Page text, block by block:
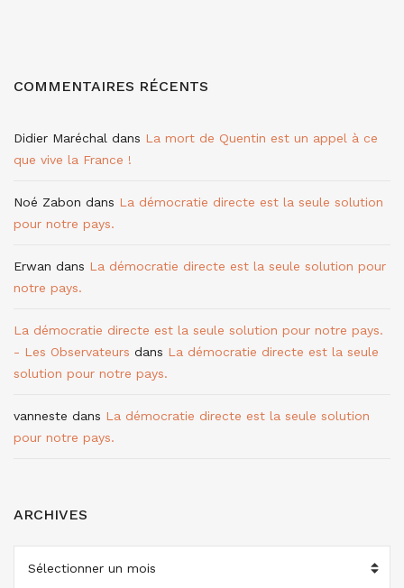
COMMENTAIRES RÉCENTS
Didier Maréchal dans La mort de Quentin est un appel à ce
que vive la France !
Noé Zabon dans La démocratie directe est la seule solution
pour notre pays.
Erwan dans La démocratie directe est la seule solution pour
notre pays.
La démocratie directe est la seule solution pour notre pays.
- Les Observateurs dans La démocratie directe est la seule
solution pour notre pays.
vanneste dans La démocratie directe est la seule solution
pour notre pays.
ARCHIVES